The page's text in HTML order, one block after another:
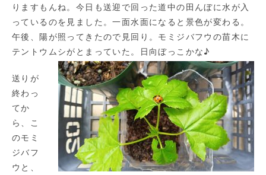
りますもんね。今日も送迎で回った道中の田んぼに水が入
っているのを見ました。一面水面になると景色が変わる。
午後、陽が照ってきたので見回り。モミジバフウの苗木に
テントウムシがとまっていた。日向ぼっこかな♪
送りが
終わっ
てか
ら、こ
のモミ
ジバフ
ウと、